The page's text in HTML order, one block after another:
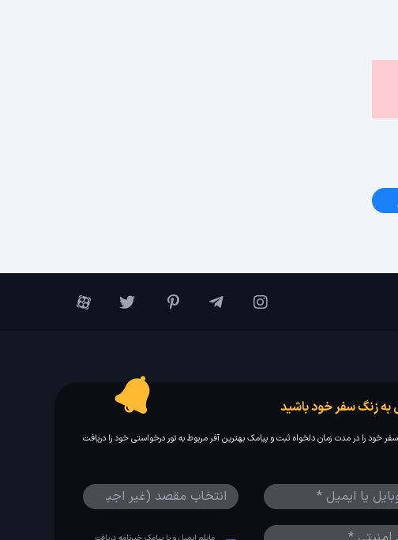
زنگ سفر خود باشید
خود را در مدت زمان دلخواه ثبت و پیامک بهترین آفر مربوط به تور درخواستی خود را دریافت